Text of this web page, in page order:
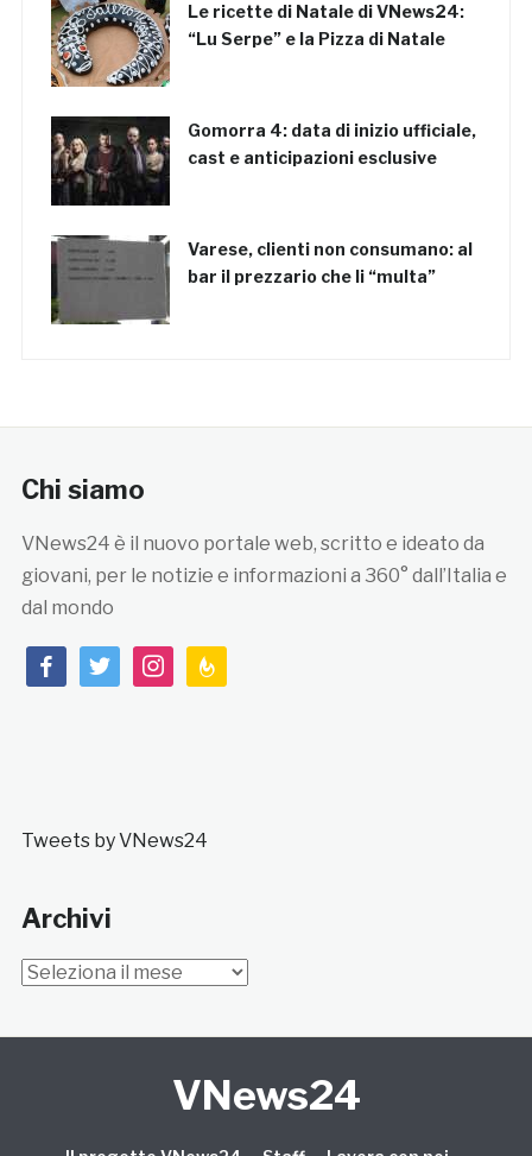
Le ricette di Natale di VNews24:
“Lu Serpe” e la Pizza di Natale
Gomorra 4: data di inizio ufficiale,
cast e anticipazioni esclusive
Varese, clienti non consumano: al
bar il prezzario che li “multa”
Chi siamo
VNews24 è il nuovo portale web, scritto e ideato da
giovani, per le notizie e informazioni a 360° dall’Italia e
dal mondo
facebooktwitterinstagramfeedburner
Tweets by VNews24
Archivi
Archivi
VNews24